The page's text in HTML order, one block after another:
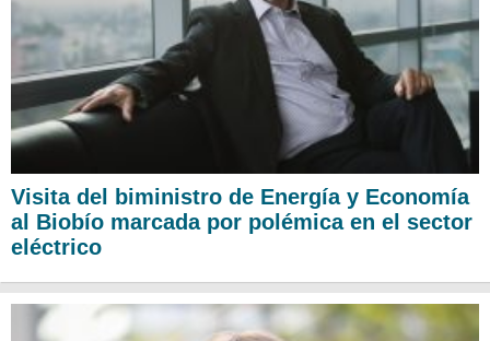
Visita del biministro de Energía y Economía
al Biobío marcada por polémica en el sector
eléctrico